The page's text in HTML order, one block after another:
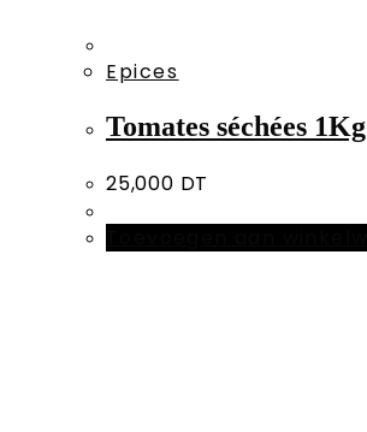
Epices
Tomates séchées 1Kg
25,000 DT